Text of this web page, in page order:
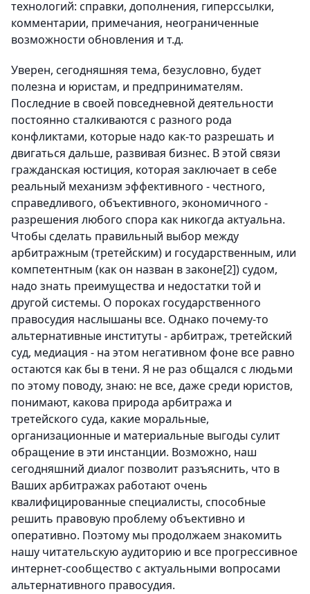
технологий: справки, дополнения, гиперссылки,
комментарии, примечания, неограниченные
возможности обновления и т.д.
Уверен, сегодняшняя тема, безусловно, будет
полезна и юристам, и предпринимателям.
Последние в своей повседневной деятельности
постоянно сталкиваются с разного рода
конфликтами, которые надо как-то разрешать и
двигаться дальше, развивая бизнес. В этой связи
гражданская юстиция, которая заключает в себе
реальный механизм эффективного - честного,
справедливого, объективного, экономичного -
разрешения любого спора как никогда актуальна.
Чтобы сделать правильный выбор между
арбитражным (третейским) и государственным, или
компетентным (как он назван в законе[2]) судом,
надо знать преимущества и недостатки той и
другой системы. О пороках государственного
правосудия наслышаны все. Однако почему-то
альтернативные институты - арбитраж, третейский
суд, медиация - на этом негативном фоне все равно
остаются как бы в тени. Я не раз общался с людьми
по этому поводу, знаю: не все, даже среди юристов,
понимают, какова природа арбитража и
третейского суда, какие моральные,
организационные и материальные выгоды сулит
обращение в эти инстанции. Возможно, наш
сегодняшний диалог позволит разъяснить, что в
Ваших арбитражах работают очень
квалифицированные специалисты, способные
решить правовую проблему объективно и
оперативно. Поэтому мы продолжаем знакомить
нашу читательскую аудиторию и все прогрессивное
интернет-сообщество с актуальными вопросами
альтернативного правосудия.